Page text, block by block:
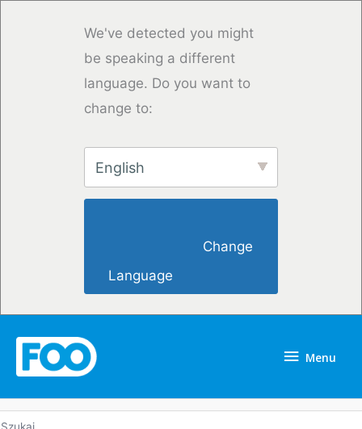
We've detected you might
be speaking a different
language. Do you want to
change to:
English
Language
Menu